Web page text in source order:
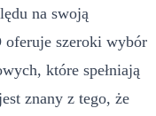
na swoją
szeroki wybór
które spełniają
znany z tego, że